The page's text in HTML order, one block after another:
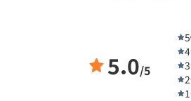
5.0/5
5
4
3
2
1